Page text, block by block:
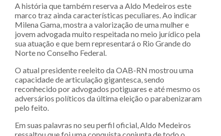
A história que também reserva a Aldo Medeiros este
marco traz ainda características peculiares. Ao indicar
Milena Gama, mostra a valorização de uma mulher e
jovem advogada muito respeitada no meio jurídico pela
sua atuação e que bem representará o Rio Grande do
Norte no Conselho Federal.
O atual presidente reeleito da OAB-RN mostrou uma
capacidade de articulação gigantesca, sendo
reconhecido por advogados potiguares e até mesmo os
adversários políticos da última eleição o parabenizaram
pelo feito.
Em suas palavras no seu perfil oficial, Aldo Medeiros
ressaltou que foi uma conquista conjunta de todo o